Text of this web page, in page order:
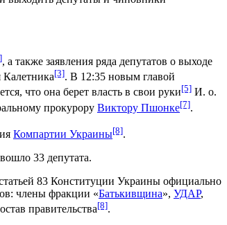
, а также заявления ряда депутатов о выходе
Калетника[3]. В 12:35 новым главой
что она берет власть в свои руки[5] И. о.
прокурору Виктору Пшонке[7].
Компартии Украины[8].
33 депутата.
83 Конституции Украины официально
члены фракции «Батькивщина», УДАР,
правительства[8].